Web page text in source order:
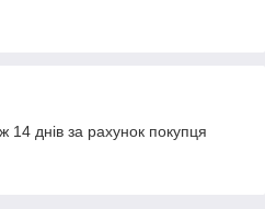
днів за рахунок покупця